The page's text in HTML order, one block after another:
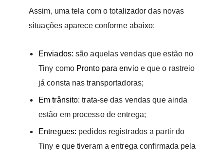
Assim, uma tela com o totalizador das novas
situações aparece conforme abaixo:
Enviados: são aquelas vendas que estão no
Tiny comoPronto para envioe que o rastreio
já consta nas transportadoras;
Em trânsito: trata-se das vendas que ainda
estão em processo de entrega;
Entregues: pedidos registrados a partir do
Tiny e que tiveram a entrega confirmada pela